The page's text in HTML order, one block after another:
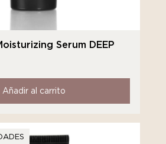
Serum DEEP
Añadir al carrito